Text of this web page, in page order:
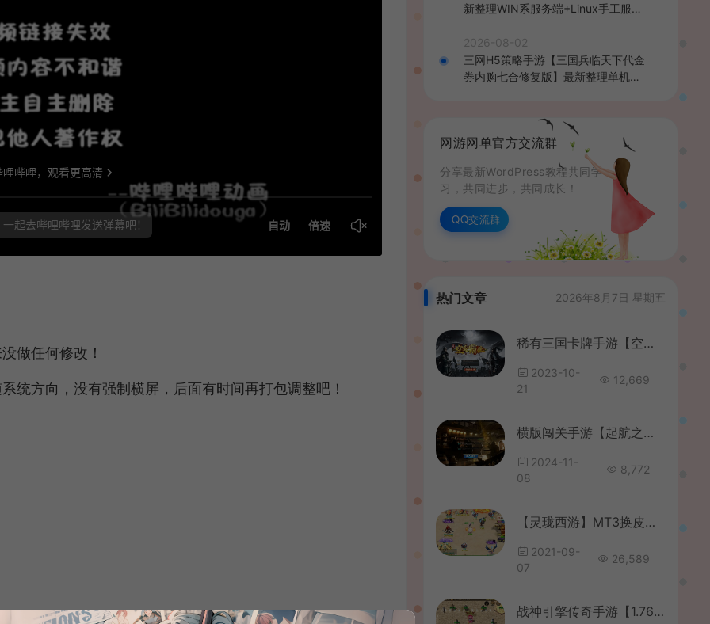
做任何修改！
统方向，没有强制横屏，后面有时间再打包调整吧！
新整理WIN系服务端+Linux手工服务
2026-08-02
三网H5策略手游【三国兵临天下代金
券内购七合修复版】最新整理单机一
端+详细搭建教程+视频教程
网游网单官方交流群
分享最新WordPress教程共同学
习，共同进步，共同成长！
QQ交流群
热门文章 2026年8月7日 星期五
稀有三国卡牌手游【空袭霸业内购版】最新整理Linux手工服务端+安卓+详细搭建教程+视频教程
2023-10-
21
12,669
横版闯关手游【起航之穿越时空阿拉德】最新整理单机一键即玩镜像端+Linux手工服务端+全套表+管理后台+交易市场+GM授权后台+安卓苹果双端+详细搭建教程
2024-11-
08
8,772
【灵珑西游】MT3换皮MH精修商业版+安卓苹果双端+搭建教程
2021-09-
07
26,589
战神引擎传奇手游【1.76复古小飞鞋】最新整理Win系服务端+安卓苹果双端+GM授权后台+详细搭建教程